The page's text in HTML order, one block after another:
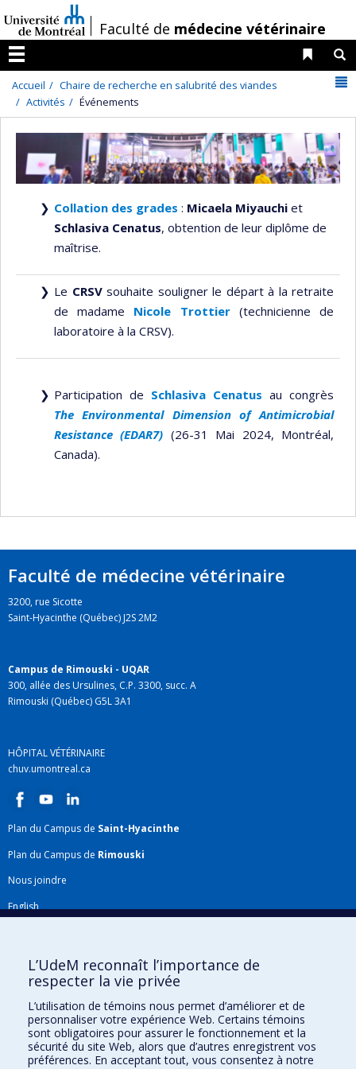
au
contenu
/Faculté de médecine vétérinaire
Menu
Liens
Accueil
Chaire de recherche en salubrité des viandes
Activités
Événements
Collation des grades : Micaela Miyauchi et
Schlasiva Cenatus, obtention de leur diplôme de
maîtrise.
Le CRSVsouhaite souligner le départ à la retraite
de madame Nicole Trottier(technicienne de
laboratoire à la CRSV).
Participation de Schlasiva Cenatus au congrès
The Environmental Dimension of Antimicrobial
Resistance (EDAR7) (26-31 Mai 2024, Montréal,
Canada).
Faculté de médecine vétérinaire
3200, rue Sicotte
Saint-Hyacinthe (Québec) J2S 2M2
Campus de Rimouski - UQAR
300, allée des Ursulines, C.P. 3300, succ. A
Rimouski (Québec) G5L 3A1
HÔPITAL VÉTÉRINAIRE
chuv.umontreal.ca
Plan du Campus de Saint-Hyacinthe
Plan du Campus de Rimouski
Nous joindre
English
Plan du site
Accessibilité
Gabarits et image de marque
Agenda FMV & calendrier académique
La Faculté de médecine vétérinaire de l'Université de Montréal détient
L’UdeM reconnaît l’importance de
respecter la vie privée
L’utilisation de témoins nous permet d’améliorer et de
personnaliser votre expérience Web. Certains témoins
sont obligatoires pour assurer le fonctionnement et la
sécurité du site Web, alors que d’autres enregistrent vos
préférences. En acceptant tout, vous consentez à notre